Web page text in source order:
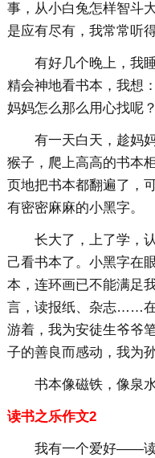
事，从小白兔怎样智斗
是应有尽有，我常常听
有好几个晚上，我
精会神地看书本，我想
妈妈怎么那么用心找呢？
有一天白天，趁妈
猴子，爬上高高的书本
页地把书本都翻遍了，
有密密麻麻的小黑字。
长大了，上了学，
己看书本了。小黑字在
本，连环画已不能满足
言，读报纸、杂志……
游着，我为安徒生爷爷
子的善良而感动，我为
书本像磁铁，像泉
读书之乐作文2
我有一个爱好——读